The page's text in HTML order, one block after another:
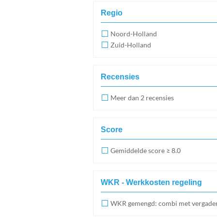
Regio
Noord-Holland
Zuid-Holland
Recensies
Meer dan 2 recensies
Score
Gemiddelde score ≥ 8.0
WKR - Werkkosten regeling
WKR gemengd: combi met